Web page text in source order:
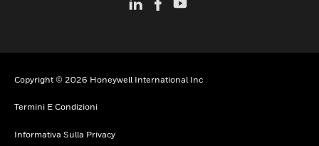
Copyright © 2026 Honeywell International Inc
Termini E Condizioni
Informativa Sulla Privacy